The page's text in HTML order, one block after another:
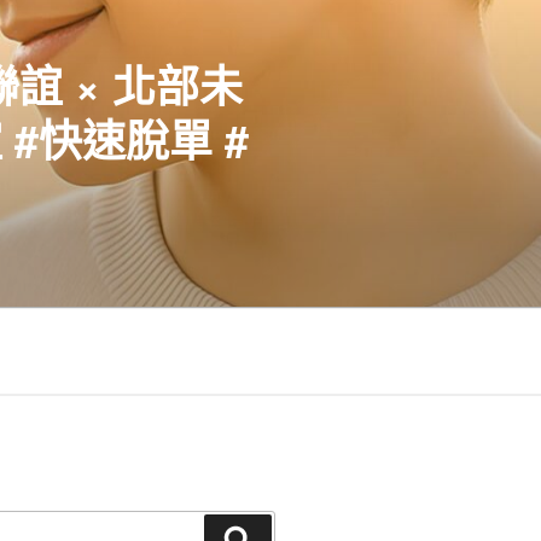
誼 × 北部未
快速脫單 #